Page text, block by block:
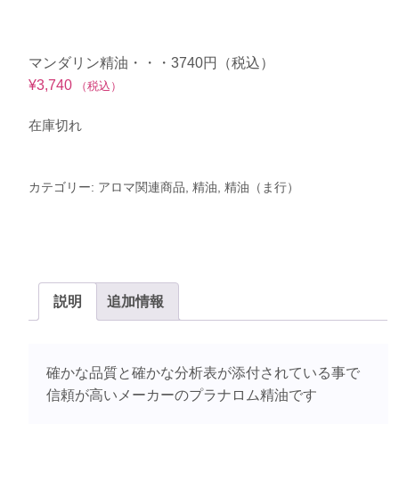
マンダリン精油・・・3740円（税込）
¥3,740 （税込）
在庫切れ
カテゴリー: アロマ関連商品 ,精油 ,精油（ま行）
説明 追加情報
確かな品質と確かな分析表が添付されている事で
信頼が高いメーカーのプラナロム精油です